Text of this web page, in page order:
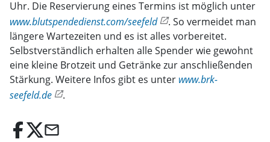
Uhr. Die Reservierung eines Termins ist möglich unter
www.blutspendedienst.com/seefeld
. So vermeidet man
längere Wartezeiten und es ist alles vorbereitet.
Selbstverständlich erhalten alle Spender wie gewohnt
eine kleine Brotzeit und Getränke zur anschließenden
Stärkung. Weitere Infos gibt es unter www.brk-
seefeld.de
.
email